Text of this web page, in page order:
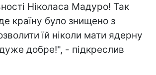
Ніколаса Мадуро! Так
країну було знищено з
їй ніколи мати ядерну
добре!", - підкреслив